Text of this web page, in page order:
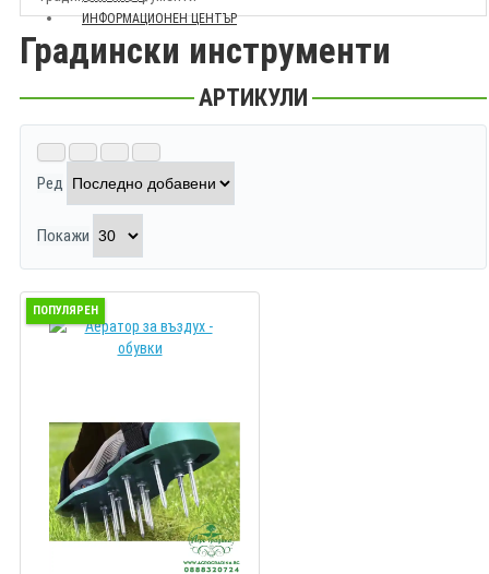
ИНФОРМАЦИОНЕН ЦЕНТЪР
Градински инструменти
АРТИКУЛИ
Ред
Покажи
ПОПУЛЯРЕН